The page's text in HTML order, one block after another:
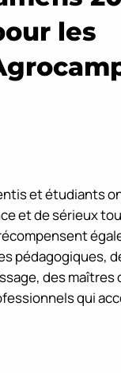
les
et étudiants
et de sérieux
pédagogiques,
des maîtres
qui